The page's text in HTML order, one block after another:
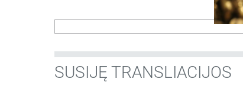
SUSIJĘ TRANSLIACIJOS